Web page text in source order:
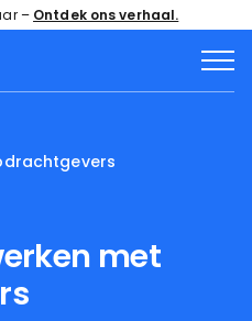
– Ontdek ons verhaal.
met